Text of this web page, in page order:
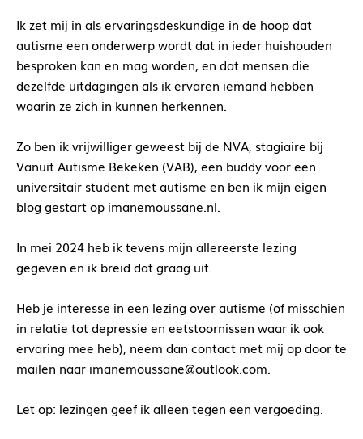
Ik zet mij in als ervaringsdeskundige in de hoop dat
autisme een onderwerp wordt dat in ieder huishouden
besproken kan en mag worden, en dat mensen die
dezelfde uitdagingen als ik ervaren iemand hebben
waarin ze zich in kunnen herkennen.
Zo ben ik vrijwilliger geweest bij de NVA, stagiaire bij
Vanuit Autisme Bekeken (VAB), een buddy voor een
universitair student met autisme en ben ik mijn eigen
blog gestart op imanemoussane.nl.
In mei 2024 heb ik tevens mijn allereerste lezing
gegeven en ik breid dat graag uit.
Heb je interesse in een lezing over autisme (of misschien
in relatie tot depressie en eetstoornissen waar ik ook
ervaring mee heb), neem dan contact met mij op door te
mailen naar imanemoussane@outlook.com.
Let op: lezingen geef ik alleen tegen een vergoeding.